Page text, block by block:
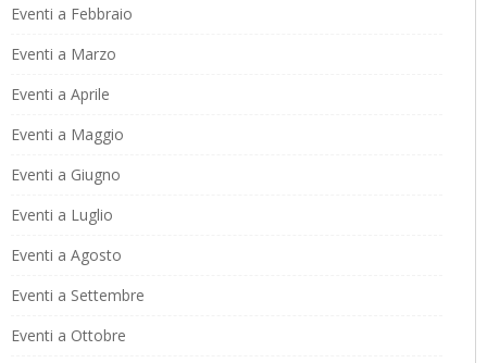
Eventi a Febbraio
Eventi a Marzo
Eventi a Aprile
Eventi a Maggio
Eventi a Giugno
Eventi a Luglio
Eventi a Agosto
Eventi a Settembre
Eventi a Ottobre